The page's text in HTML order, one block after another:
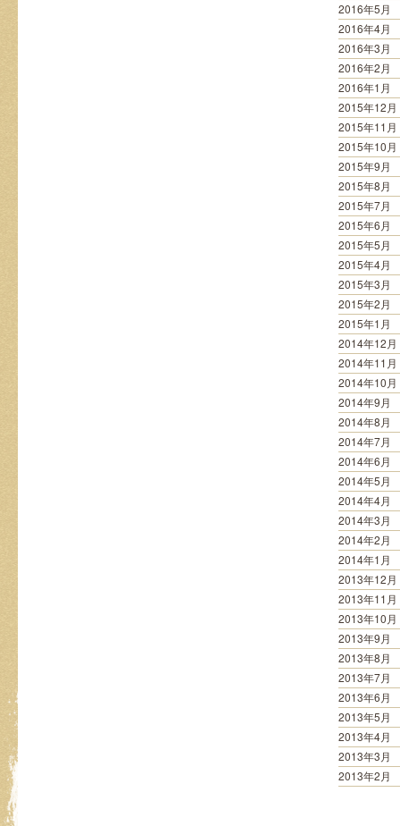
2016年5月
2016年4月
2016年3月
2016年2月
2016年1月
2015年12月
2015年11月
2015年10月
2015年9月
2015年8月
2015年7月
2015年6月
2015年5月
2015年4月
2015年3月
2015年2月
2015年1月
2014年12月
2014年11月
2014年10月
2014年9月
2014年8月
2014年7月
2014年6月
2014年5月
2014年4月
2014年3月
2014年2月
2014年1月
2013年12月
2013年11月
2013年10月
2013年9月
2013年8月
2013年7月
2013年6月
2013年5月
2013年4月
2013年3月
2013年2月